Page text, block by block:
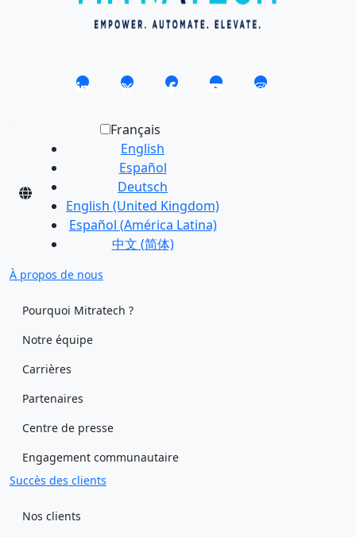
Français
English
Español
Deutsch
English (United Kingdom)
Español (América Latina)
中文 (简体)
À propos de nous
Pourquoi Mitratech ?
Notre équipe
Carrières
Partenaires
Centre de presse
Engagement communautaire
Succès des clients
Nos clients